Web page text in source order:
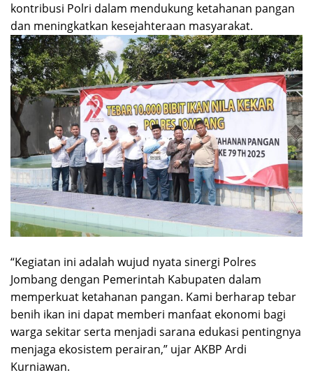
kontribusi Polri dalam mendukung ketahanan pangan
dan meningkatkan kesejahteraan masyarakat.
“Kegiatan ini adalah wujud nyata sinergi Polres
Jombang dengan Pemerintah Kabupaten dalam
memperkuat ketahanan pangan. Kami berharap tebar
benih ikan ini dapat memberi manfaat ekonomi bagi
warga sekitar serta menjadi sarana edukasi pentingnya
menjaga ekosistem perairan,” ujar AKBP Ardi
Kurniawan.